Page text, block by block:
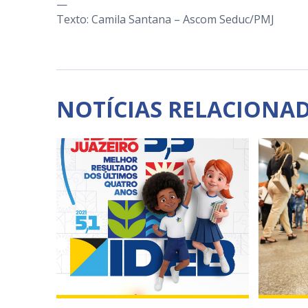
—
Texto: Camila Santana – Ascom Seduc/PMJ
NOTÍCIAS